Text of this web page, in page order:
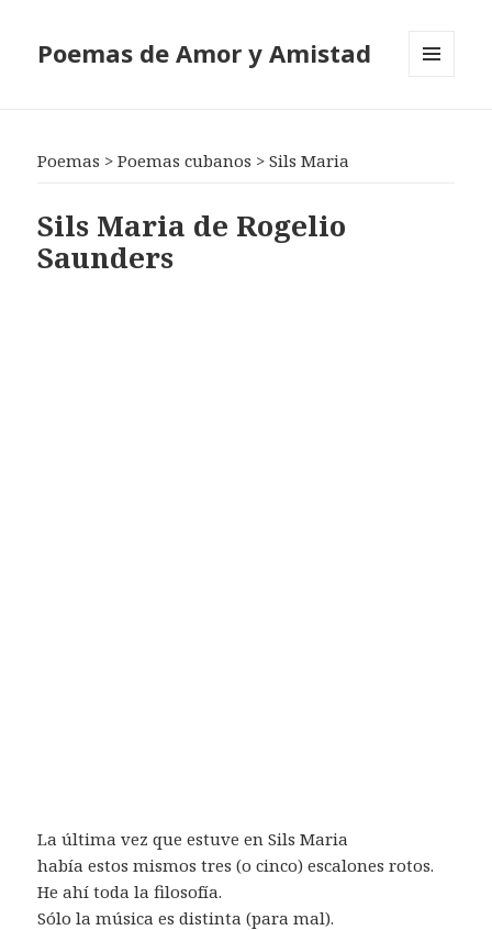
Poemas de Amor y Amistad
Poemas >Poemas cubanos >Sils Maria
Sils Maria de Rogelio
Saunders
La última vez que estuve en Sils Maria
había estos mismos tres (o cinco) escalones rotos.
He ahí toda la filosofía.
Sólo la música es distinta (para mal).